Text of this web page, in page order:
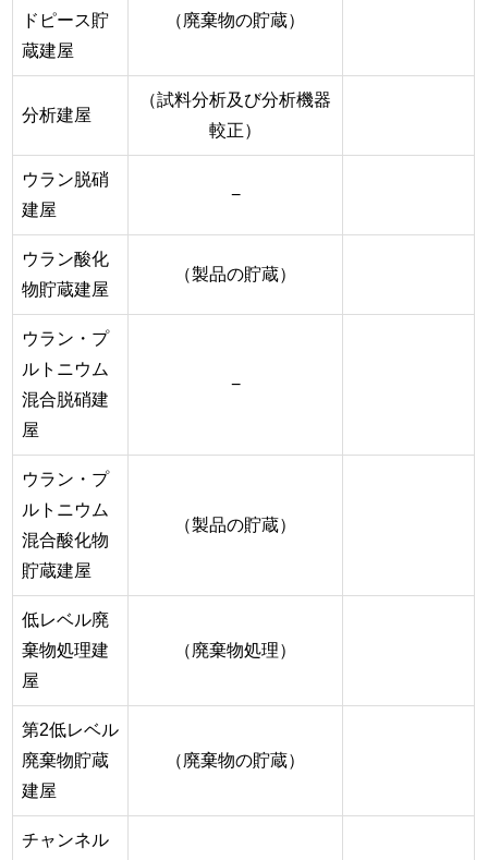
ドピース貯
蔵建屋
（廃棄物の貯蔵）
分析建屋
（試料分析及び分析機器
較正）
ウラン脱硝
建屋
−
ウラン酸化
物貯蔵建屋
（製品の貯蔵）
ウラン・プ
ルトニウム
混合脱硝建
屋
−
ウラン・プ
ルトニウム
混合酸化物
貯蔵建屋
（製品の貯蔵）
低レベル廃
棄物処理建
屋
（廃棄物処理）
第2低レベル
廃棄物貯蔵
建屋
（廃棄物の貯蔵）
チャンネル